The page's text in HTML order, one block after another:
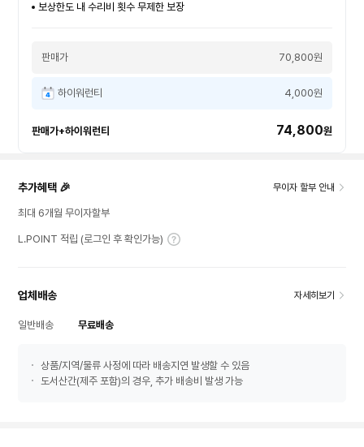
보상한도 내 수리비 횟수 무제한 보장
판매가 70,800원
하이워런티 4,000원
판매가+하이워런티 74,800원
추가혜택 🎉 무이자 할부 안내
최대 6개월 무이자할부
L.POINT 적립 (로그인 후 확인가능)
업체배송 자세히보기
일반배송 무료배송
상품/지역/물류 사정에 따라 배송지연 발생할 수 있음
도서산간(제주 포함)의 경우, 추가 배송비 발생 가능